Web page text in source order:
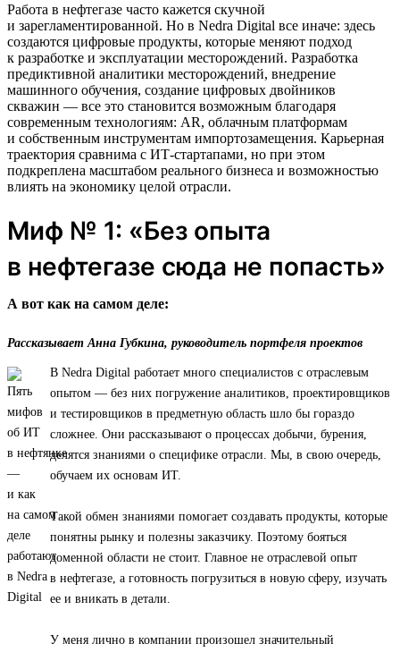
Работа в нефтегазе часто кажется скучной
и зарегламентированной. Но в Nedra Digital все иначе: здесь
создаются цифровые продукты, которые меняют подход
к разработке и эксплуатации месторождений. Разработка
предиктивной аналитики месторождений, внедрение
машинного обучения, создание цифровых двойников
скважин — все это становится возможным благодаря
современным технологиям: AR, облачным платформам
и собственным инструментам импортозамещения. Карьерная
траектория сравнима с ИТ-стартапами, но при этом
подкреплена масштабом реального бизнеса и возможностью
влиять на экономику целой отрасли.
Миф № 1: «Без опыта
в нефтегазе сюда не попасть»
А вот как на самом деле:
Рассказывает Анна Губкина, руководитель портфеля проектов
В Nedra Digital работает много специалистов с отраслевым
опытом — без них погружение аналитиков, проектировщиков
и тестировщиков в предметную область шло бы гораздо
сложнее. Они рассказывают о процессах добычи, бурения,
делятся знаниями о специфике отрасли. Мы, в свою очередь,
обучаем их основам ИТ.
Такой обмен знаниями помогает создавать продукты, которые
понятны рынку и полезны заказчику. Поэтому бояться
доменной области не стоит. Главное не отраслевой опыт
в нефтегазе, а готовность погрузиться в новую сферу, изучать
ее и вникать в детали.
У меня лично в компании произошел значительный